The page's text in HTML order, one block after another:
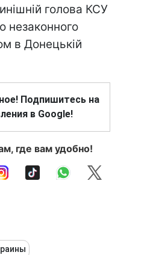
голова КСУ
незаконного
в Донецькій
Подпишитесь на
в Google!
где вам удобно!